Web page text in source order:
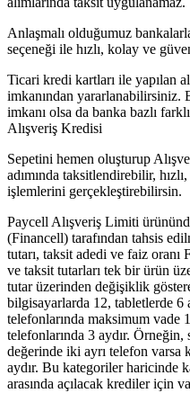
Anlaşmalı olduğumuz
seçeneği ile hızlı, kolay ve
Ticari kredi kartları ile yapılan
imkanından yararlanabilirsiniz.
imkanı olsa da banka bazlı
Alışveriş Kredisi
Sepetini hemen oluşturup
adımında taksitlendirebilir,
işlemlerini gerçekleştirebilirsin.
Paycell Alışveriş Limiti
(Financell) tarafından tahsis
tutarı, taksit adedi ve faiz oranı
ve taksit tutarları tek bir ürün
tutar üzerinden değişiklik
bilgisayarlarda 12, tabletlerde 6
telefonlarında maksimum vade
telefonlarında 3 aydır.
değerinde iki ayrı telefon
aydır. Bu kategoriler haricinde
arasında açılacak krediler için